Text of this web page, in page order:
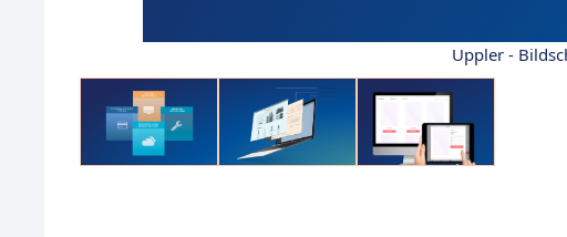
Uppler -